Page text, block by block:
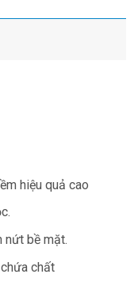
hiệu quả cao
nứt bề mặt.
chất